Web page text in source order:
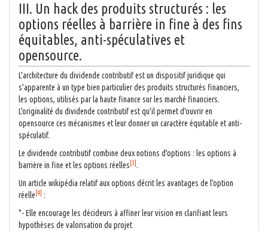
III. Un hack des produits structurés : les
options réelles à barrière in fine à des fins
équitables, anti-spéculatives et
opensource.
L'architecture du dividende contributif est un dispositif juridique qui
s'apparente à un type bien particulier des produits structurés financiers,
les options, utilisés par la haute finance sur les marché financiers.
L'originalité du dividende contributif est qu'il permet d'ouvrir en
opensource ces mécanismes et leur donner un caractère équitable et anti-
spéculatif.
Le dividende contributif combine deux notions d'options : les options à
barrière in fine et les options réelles [3] .
Un article wikipédia relatif aux options décrit les avantages de l'option
réelle [4] :
"- Elle encourage les décideurs à affiner leur vision en clarifiant leurs
hypothèses de valorisation du projet